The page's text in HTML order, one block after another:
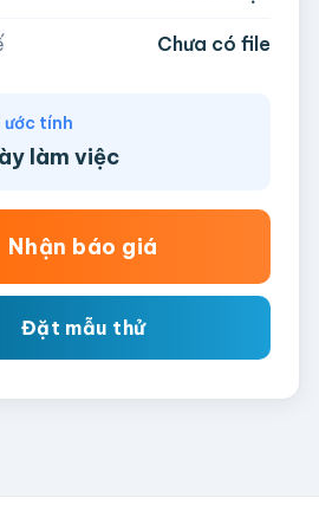
Chưa có file
ước tính
làm việc
Nhận báo giá
Đặt mẫu thử